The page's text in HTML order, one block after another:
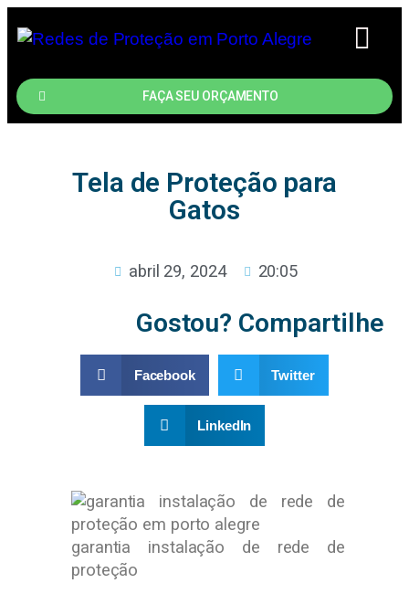
FAÇA SEU ORÇAMENTO
Tela de Proteção para
Gatos
abril 29, 2024 20:05
Gostou? Compartilhe
Facebook Twitter
LinkedIn
garantia instalação de rede de
proteção